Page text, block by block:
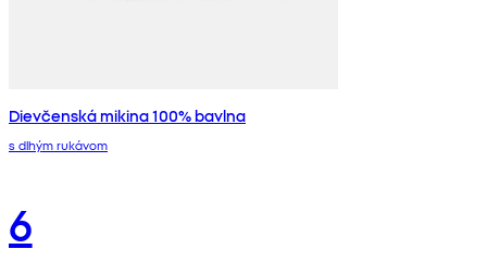
Dievčenská mikina 100% bavlna
s dlhým rukávom
6